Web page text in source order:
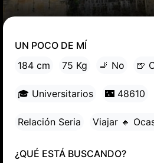
UN POCO DE MÍ
184 cm
75 Kg 🚬 No 🍺
🎓 Universitarios 🌃 48610
Relación Seria Viajar 🔸
¿QUÉ ESTÁ BUSCANDO?